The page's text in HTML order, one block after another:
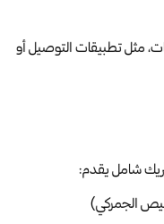
مثل تطبيقات التوصيل أو
شامل يقدم:
الجمركي)